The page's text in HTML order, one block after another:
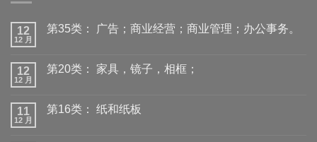
12
12 月
第35类： 广告；商业经营；商业管理；办公事务。
12
12 月
第20类： 家具，镜子，相框；
11
12 月
第16类： 纸和纸板